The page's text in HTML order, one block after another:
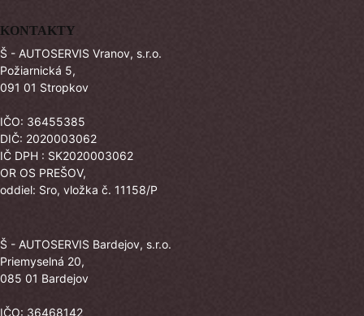
KONTAKTY
Š - AUTOSERVIS Vranov, s.r.o.
Požiarnická 5,
091 01 Stropkov
IČO: 36455385
DIČ: 2020003062
IČ DPH : SK2020003062
OR OS PREŠOV,
oddiel: Sro, vložka č. 11158/P
Š - AUTOSERVIS Bardejov, s.r.o.
Priemyselná 20,
085 01 Bardejov
IČO: 36468142